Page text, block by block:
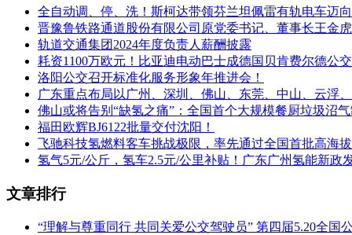
全自动调、停、洗！斯柯达带领芬兰坦佩雷有轨电车迈
晋豫鲁铁路通道股份有限公司原党委书记、董事长王金
轨道交通集团2024年度负责人薪酬披露
耗资1100万欧元！比亚迪电动巴士成德国贝肯费尔德公
洛阳公交召开标准化服务形象年推进会！
广东重点布局以广州、深圳、佛山、东莞、中山、云浮
佛山或将告别“缺氢之痛”：全国首个大规模餐厨垃圾沼
福田欧辉BJ6122批量交付沈阳！
飞驰科技氢燃料客车挑战极限，率先通过全国首批高海
氢气5元/公斤，氢车2.5元/公里补贴！广东广州氢能新政
文章排行
“理解与尊重同行 共同关爱公交驾驶员” 第四届5.20全国